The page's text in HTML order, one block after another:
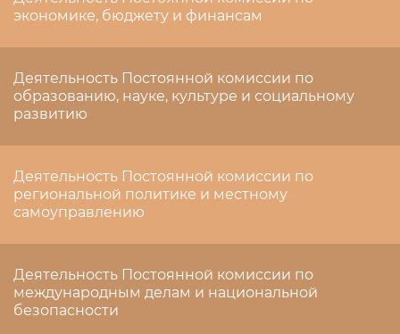
экономике, бюджету и финансам
Деятельность Постоянной комиссии по
образованию, науке, культуре и социальному
развитию
Деятельность Постоянной комиссии по
региональной политике и местному
самоуправлению
Деятельность Постоянной комиссии по
международным делам и национальной
безопасности